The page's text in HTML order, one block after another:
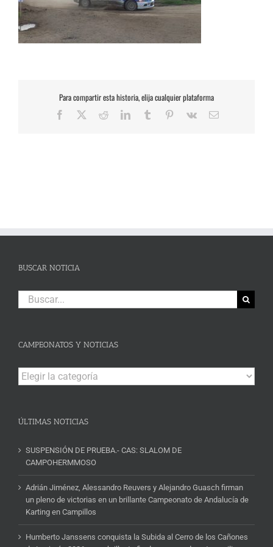
Para compartir esta historia, elija cualquier plataforma
Facebook RedditLinkedInTumblr Pinterest
Vk
Correo
BUSCAR NOTICIA
Buscar:
CAMPEONATOS Y NOTICIAS
Campeonatos
y
ÚLTIMAS NOTICIAS
SUSPENSIÓN DE PRUEBA.- CAS: SLALOM DE
CAMPOHERMMOSO
Adrián Jiménez, Alessandro Reuvers y Alejandro Guasch firman
un pleno de victorias en un brillante Campeonato de Andalucía de
Karting en Campillos
Humberto Janssens conquista la Subida al Cerro de los Cañones